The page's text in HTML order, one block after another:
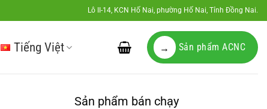
Lô II-14, KCN Hố Nai, phường Hố Nai, Tỉnh Đồng Nai.
Tiếng Việt → Sản phẩm ACNC
Sản phẩm bán chạy